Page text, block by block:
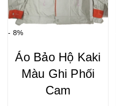
- 8%
Áo Bảo Hộ Kaki
Màu Ghi Phối
Cam